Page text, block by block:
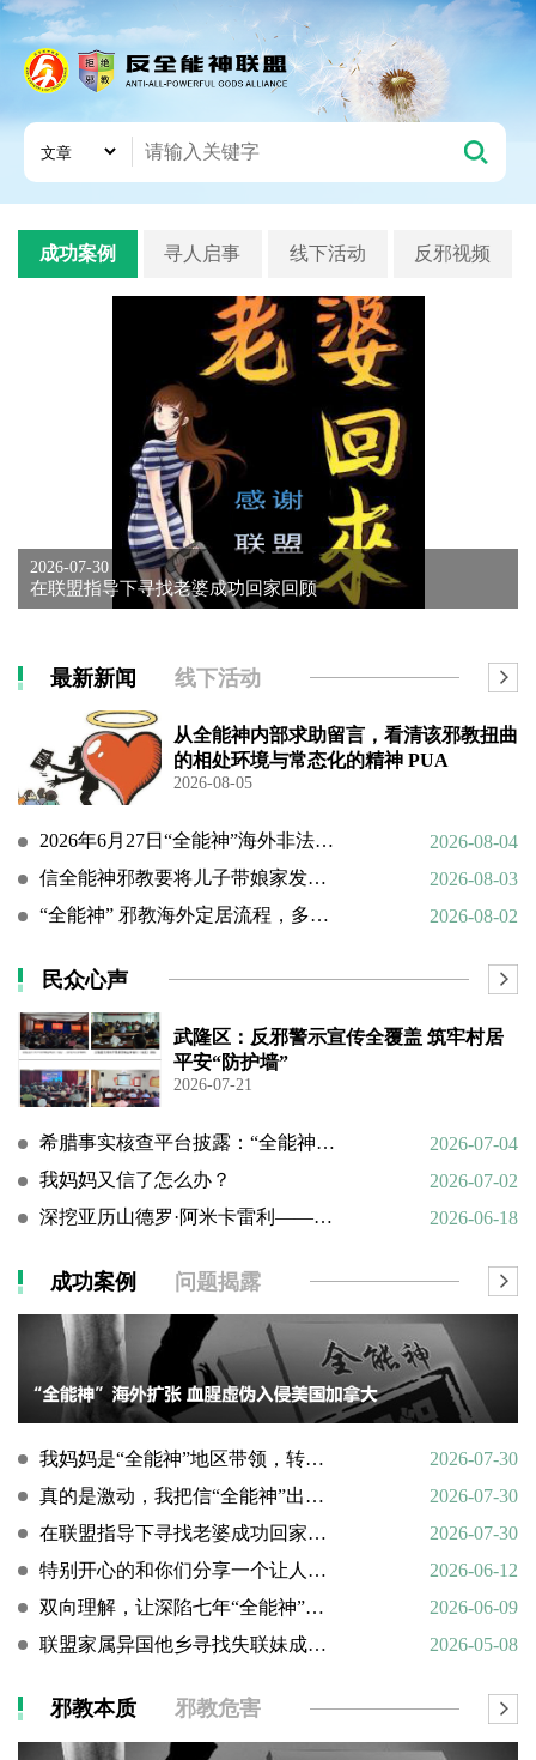
成功案例 寻人启事 线下活动 反邪视频
2026-07-30
在联盟指导下寻找老婆成功回家回顾
最新新闻 线下活动
从全能神内部求助留言，看清该邪教扭曲
的相处环境与常态化的精神 PUA
2026-08-05
2026年6月27日“全能神”海外非法活动人员照片曝光（连载109）
2026-08-04
信全能神邪教要将儿子带娘家发展成信徒
2026-08-03
“全能神” 邪教海外定居流程，多国民众担忧难民法遭滥用
2026-08-02
民众心声
武隆区：反邪警示宣传全覆盖 筑牢村居
平安“防护墙”
2026-07-21
希腊事实核查平台披露：“全能神”邪教借AI技术向欧洲渗透
2026-07-04
我妈妈又信了怎么办？
2026-07-02
深挖亚历山德罗·阿米卡雷利——一个邪教组织的国际帮凶
2026-06-18
成功案例 问题揭露
我妈妈是“全能神”地区带领，转化情况好转
2026-07-30
真的是激动，我把信“全能神”出走的老婆找了回来
2026-07-30
在联盟指导下寻找老婆成功回家回顾
2026-07-30
特别开心的和你们分享一个让人欣慰的好消息
2026-06-12
双向理解，让深陷七年“全能神”的母亲彻底醒悟
2026-06-09
联盟家属异国他乡寻找失联妹成功全过程
2026-05-08
邪教本质 邪教危害